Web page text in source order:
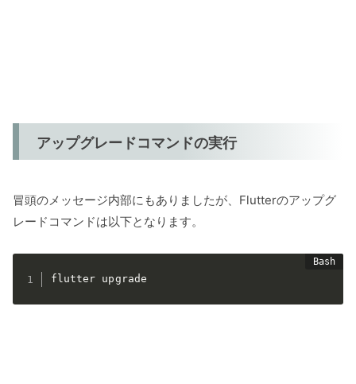
アップグレードコマンドの実行
冒頭のメッセージ内部にもありましたが、Flutterのアップグ
レードコマンドは以下となります。
flutter upgrade